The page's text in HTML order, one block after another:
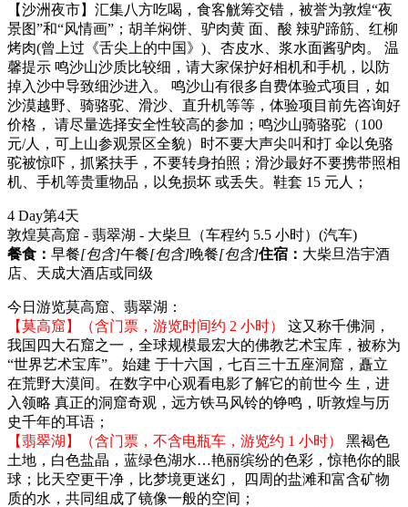
【沙洲夜市】汇集八方吃喝，食客觥筹交错，被誉为敦煌“夜
景图”和“风情画”；胡羊焖饼、驴肉黄 面、酸 辣驴蹄筋、红柳
烤肉(曾上过《舌尖上的中国》)、杏皮水、浆水面酱驴肉。 温
馨提示 鸣沙山沙质比较细，请大家保护好相机和手机，以防
掉入沙中导致细沙进入。 鸣沙山有很多自费体验式项目，如
沙漠越野、骑骆驼、滑沙、直升机等等，体验项目前先咨询好
价格， 请尽量选择安全性较高的参加；鸣沙山骑骆驼（100
元/人，可上山参观景区全貌）时不要大声尖叫和打 伞以免骆
驼被惊吓，抓紧扶手，不要转身拍照；滑沙最好不要携带照相
机、手机等贵重物品，以免损坏 或丢失。鞋套 15 元人；
4 Day第4天
敦煌莫高窟 - 翡翠湖 - 大柴旦（车程约 5.5 小时） (汽车)
餐食： 早餐[包含]午餐[包含]晚餐[包含]住宿： 大柴旦浩宇酒
店、天成大酒店或同级
今日游览莫高窟、翡翠湖：
【莫高窟】（含门票，游览时间约 2 小时） 这又称千佛洞，
我国四大石窟之一，全球规模最宏大的佛教艺术宝库，被称为
“世界艺术宝库”。始建 于十六国，七百三十五座洞窟，矗立
在荒野大漠间。在数字中心观看电影了解它的前世今 生，进
入领略 真正的洞窟奇观，远方铁马风铃的铮鸣，听敦煌与历
史千年的耳语；
【翡翠湖】（含门票，不含电瓶车，游览约 1 小时）
黑褐色
土地，白色盐晶，蓝绿色湖水…艳丽缤纷的色彩，惊艳你的眼
球；比天空更干净，比梦境更迷幻， 四周的盐滩和富含矿物
质的水，共同组成了镜像一般的空间；